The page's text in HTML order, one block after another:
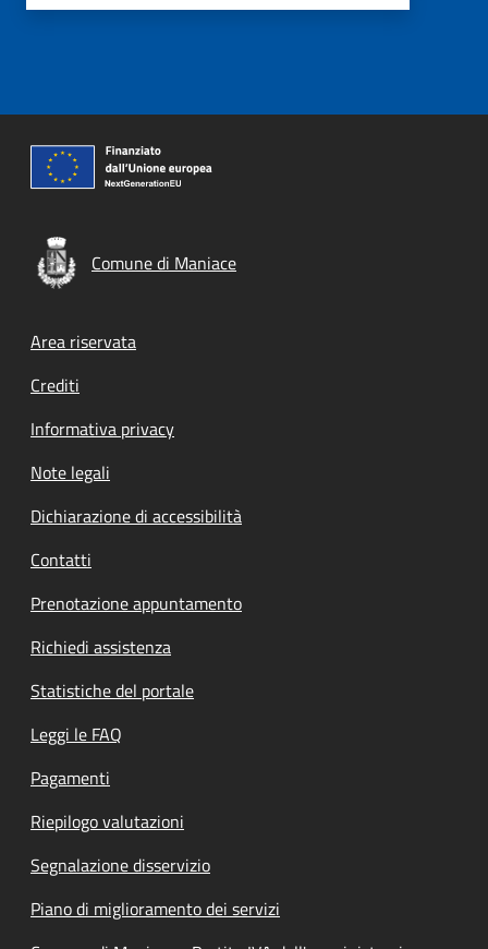
Comune di Maniace
Footer menu
Area riservata
Crediti
Informativa privacy
Note legali
Dichiarazione di accessibilità
Contatti
Prenotazione appuntamento
Richiedi assistenza
Statistiche del portale
Leggi le FAQ
Pagamenti
Riepilogo valutazioni
Segnalazione disservizio
Piano di miglioramento dei servizi